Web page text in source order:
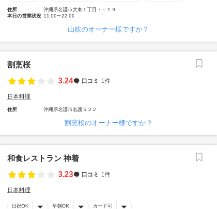
住所
沖縄県名護市大東１丁目７－１９
本日の営業状況 11:00〜22:00
山吹のオーナー様ですか？
割烹桜
3.24
口コミ 1件
日本料理
住所 沖縄県名護市名護５２２
割烹桜のオーナー様ですか？
和食レストラン 神着
3.23
口コミ 1件
日本料理
日祝OK 早朝OK カード可